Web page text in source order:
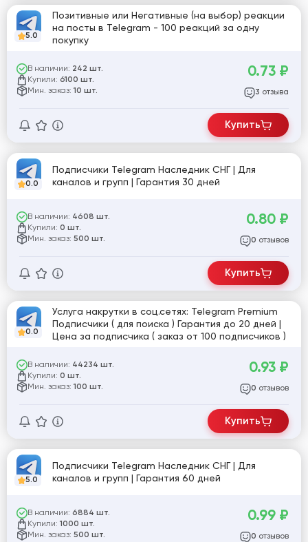
5.0
Позитивные или Негативные (на выбор) реакции
на посты в Telegram - 100 реакций за одну
покупку
В наличии: 242 шт.
Купили: 6100 шт.
Мин. заказ: 10 шт.
0.73 ₽
3 отзыва
Купить
0.0
Подписчики Telegram Наследник СНГ | Для
каналов и групп | Гарантия 30 дней
В наличии: 4608 шт.
Купили: 0 шт.
Мин. заказ: 500 шт.
0.80 ₽
0 отзывов
Купить
0.0
Услуга накрутки в соц.сетях: Telegram Premium
Подписчики ( для поиска ) Гарантия до 20 дней |
Цена за подписчика ( заказ от 100 подписчиков )
В наличии: 44234 шт.
Купили: 0 шт.
Мин. заказ: 100 шт.
0.93 ₽
0 отзывов
Купить
5.0
Подписчики Telegram Наследник СНГ | Для
каналов и групп | Гарантия 60 дней
В наличии: 6884 шт.
Купили: 1000 шт.
Мин. заказ: 500 шт.
0.99 ₽
0 отзывов